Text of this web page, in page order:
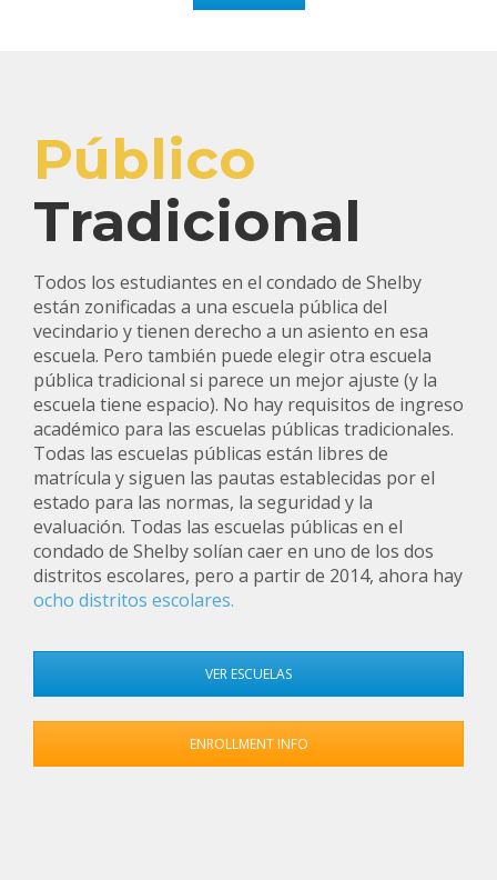
Público
Tradicional
Todos los estudiantes en el condado de Shelby
están zonificadas a una escuela pública del
vecindario y tienen derecho a un asiento en esa
escuela. Pero también puede elegir otra escuela
pública tradicional si parece un mejor ajuste (y la
escuela tiene espacio). No hay requisitos de ingreso
académico para las escuelas públicas tradicionales.
Todas las escuelas públicas están libres de
matrícula y siguen las pautas establecidas por el
estado para las normas, la seguridad y la
evaluación. Todas las escuelas públicas en el
condado de Shelby solían caer en uno de los dos
distritos escolares, pero a partir de 2014, ahora hay
ocho distritos escolares.
VER ESCUELAS
ENROLLMENT INFO